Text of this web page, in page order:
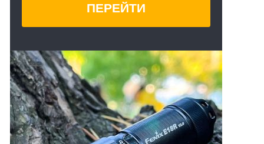
ПЕРЕЙТИ